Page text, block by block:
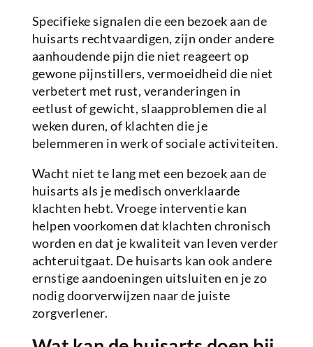
Specifieke signalen die een bezoek aan de
huisarts rechtvaardigen, zijn onder andere
aanhoudende pijn die niet reageert op
gewone pijnstillers, vermoeidheid die niet
verbetert met rust, veranderingen in
eetlust of gewicht, slaapproblemen die al
weken duren, of klachten die je
belemmeren in werk of sociale activiteiten.
Wacht niet te lang met een bezoek aan de
huisarts als je medisch onverklaarde
klachten hebt. Vroege interventie kan
helpen voorkomen dat klachten chronisch
worden en dat je kwaliteit van leven verder
achteruitgaat. De huisarts kan ook andere
ernstige aandoeningen uitsluiten en je zo
nodig doorverwijzen naar de juiste
zorgverlener.